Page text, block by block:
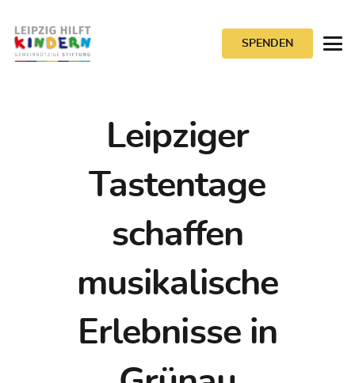
SPENDEN
Leipziger
Tastentage
schaffen
musikalische
Erlebnisse in